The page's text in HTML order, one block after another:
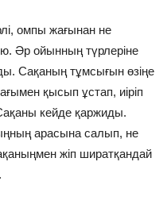
омпы жағынан не
Әр ойынның түрлеріне
Сақаның тұмсығын өзіңе
қысып ұстап, иіріп
кейде қаржиды.
арасына салып, не
жіп ширатқандай